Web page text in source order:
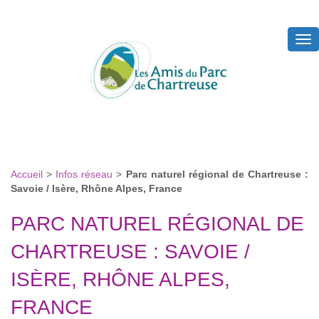
Accueil > Infos réseau > Parc naturel régional de Chartreuse :
Savoie / Isère, Rhône Alpes, France
PARC NATUREL RÉGIONAL DE
CHARTREUSE : SAVOIE /
ISÈRE, RHÔNE ALPES,
FRANCE